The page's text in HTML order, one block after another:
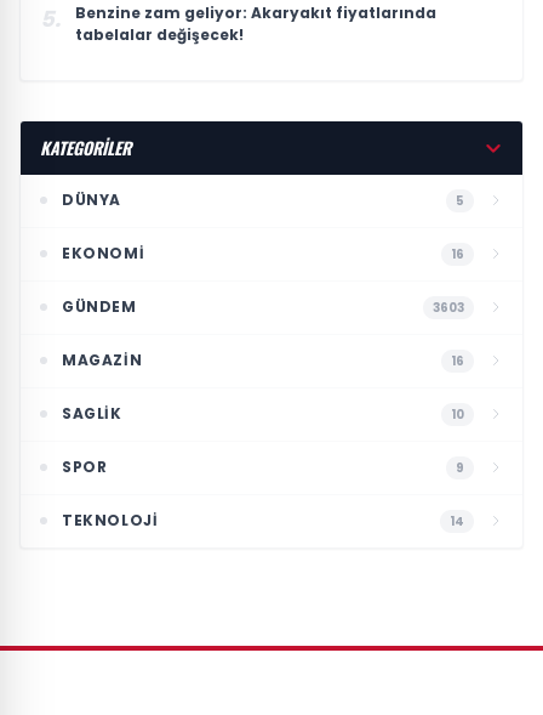
5.
Benzine zam geliyor: Akaryakıt fiyatlarında
tabelalar değişecek!
KATEGORİLER
DÜNYA 5
EKONOMI 16
GÜNDEM 3603
MAGAZIN 16
SAGLIK 10
SPOR 9
TEKNOLOJI 14